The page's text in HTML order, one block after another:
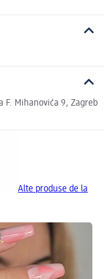
F. Mihanovića 9, Zagreb
Alte produse de la